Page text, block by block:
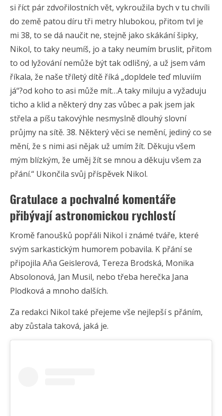
si říct pár zdvořilostních vět, vykroužila bych v tu chvíli
do země patou díru tři metry hlubokou, přitom tvl je
mi 38, to se dá naučit ne, stejně jako skákání šipky,
Nikol, to taky neumíš, jo a taky neumím bruslit, přitom
to od lyžování nemůže být tak odlišný, a už jsem vám
říkala, že naše tříletý dítě říká „dopldele teď mluviím
já“?od koho to asi může mít…A taky miluju a vyžaduju
ticho a klid a některý dny zas vůbec a pak jsem jak
střela a píšu takovýhle nesmyslně dlouhý slovní
průjmy na sítě. 38. Některý věci se nemění, jediný co se
mění, že s nimi asi nějak už umím žít. Děkuju všem
mým blízkým, že uměj žít se mnou a děkuju všem za
přání.“ Ukončila svůj příspěvek Nikol.
Gratulace a pochvalné komentáře
přibývají astronomickou rychlostí
Kromě fanoušků popřáli Nikol i známé tváře, které
svým sarkastickým humorem pobavila. K přání se
připojila Aňa Geislerová, Tereza Brodská, Monika
Absolonová, Jan Musil, nebo třeba herečka Jana
Plodková a mnoho dalších.
Za redakci Nikol také přejeme vše nejlepší s přáním,
aby zůstala taková, jaká je.